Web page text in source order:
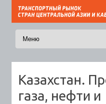
Перейти к содержимому
Казахстан.
газа, нефти и